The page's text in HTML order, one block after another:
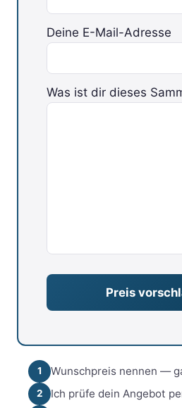
Deine E-Mail-Adresse
Bitte lasse dieses Feld
Was ist dir dieses
1 Wunschpreis nennen —
2 Ich prüfe dein Angebot